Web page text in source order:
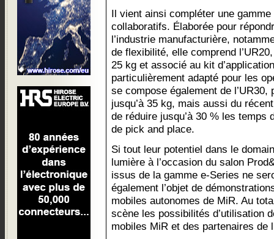
Il vient ainsi compléter une
collaboratifs. Élaborée pour
l’industrie manufacturière,
de flexibilité, elle comprend
25 kg et associé au kit
particulièrement adapté pour les
se compose également de
jusqu’à 35 kg, mais aussi du
de réduire jusqu’à 30 % les
de pick and place.
Si tout leur potentiel dans le
lumière à l’occasion du salon
issus de la gamme e-Series ne
également l’objet de
mobiles autonomes de MiR. Au
scène les possibilités d’utilisation
mobiles MiR et des partenaires de